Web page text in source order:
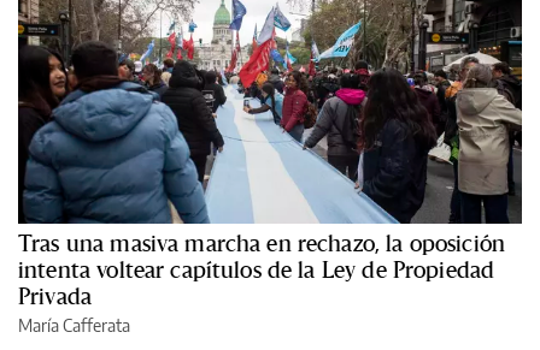
Tras una masiva marcha en rechazo, la oposición
intenta voltear capítulos de la Ley de Propiedad
Privada
María Cafferata